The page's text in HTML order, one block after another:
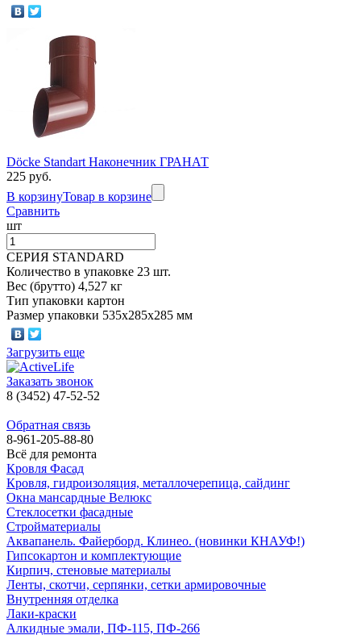
Döcke Standart Наконечник ГРАНАТ
225 руб.
В корзинуТовар в корзине
Сравнить
шт
СЕРИЯ STANDARD
Количество в упаковке 23 шт.
Вес (брутто) 4,527 кг
Тип упаковки картон
Размер упаковки 535х285х285 мм
Загрузить еще
Заказать звонок
8 (3452) 47-52-52
Обратная связь
8-961-205-88-80
Всё для ремонта
Кровля Фасад
Кровля, гидроизоляция, металлочерепица, сайдинг
Окна мансардные Велюкс
Стеклосетки фасадные
Стройматериалы
Аквапанель. Файерборд. Клинео. (новинки КНАУФ!)
Гипсокартон и комплектующие
Кирпич, стеновые материалы
Ленты, скотчи, серпянки, сетки армировочные
Внутренняя отделка
Лаки-краски
Алкидные эмали, ПФ-115, ПФ-266